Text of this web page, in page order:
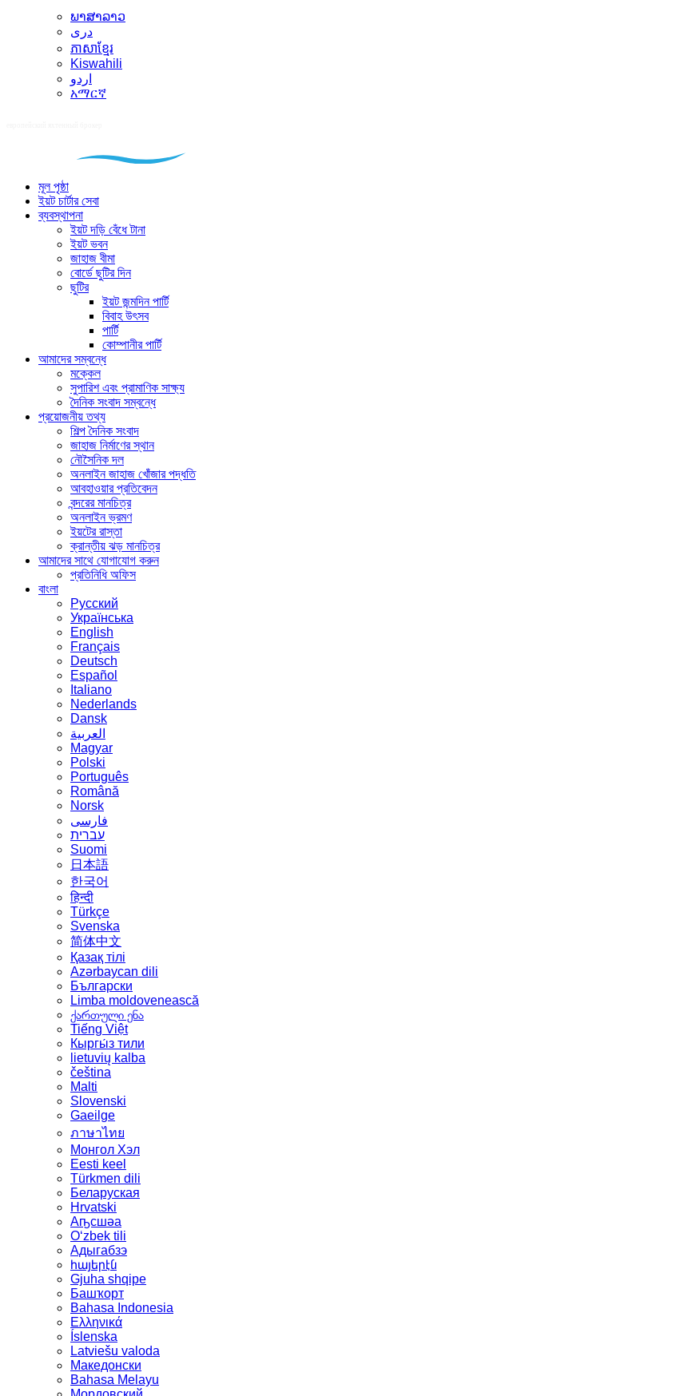
ພາສາລາວ
دری
ភាសាខ្មែរ
Kiswahili
اردو
አማርኛ
মূল পৃষ্ঠা
ইয়ট চার্টার সেবা
ব্যবস্থাপনা
ইয়ট দড়ি বেঁধে টানা
ইয়ট ভবন
জাহাজ বীমা
বোর্ডে ছুটির দিন
ছুটির
ইয়ট জন্মদিন পার্টি
বিবাহ উৎসব
পার্টি
কোম্পানীর পার্টি
আমাদের সম্বন্ধে
মক্কেল
সুপারিশ এবং প্রামাণিক সাক্ষ্য
দৈনিক সংবাদ সম্বন্ধে
প্রয়োজনীয় তথ্য
শিল্প দৈনিক সংবাদ
জাহাজ নির্মাণের স্থান
নৌসৈনিক দল
অনলাইন জাহাজ খোঁজার পদ্ধতি
আবহাওয়ার প্রতিবেদন
বন্দরের মানচিত্র
অনলাইন ভ্রমণ
ইয়টের রাস্তা
ক্রান্তীয় ঝড় মানচিত্র
আমাদের সাথে যোগাযোগ করুন
প্রতিনিধি অফিস
বাংলা
Русский
Українська
English
Français
Deutsch
Español
Italiano
Nederlands
Dansk
العربية
Magyar
Polski
Português
Română
Norsk
فارسی
עברית
Suomi
日本語
한국어
हिन्दी
Türkçe
Svenska
简体中文
Қазақ тілі
Azərbaycan dili
Български
Limba moldovenească
ქართული ენა
Tiếng Việt
Кыргы́з тили
lietuvių kalba
čeština
Malti
Slovenski
Gaeilge
ภาษาไทย
Монгол Хэл
Eesti keel
Türkmen dili
Беларуская
Hrvatski
Аҧсшәа
Oʻzbek tili
Адыгабзэ
հայերէն
Gjuha shqipe
Башҡорт
Bahasa Indonesia
Ελληνικά
Íslenska
Latviešu valoda
Македонски
Bahasa Melayu